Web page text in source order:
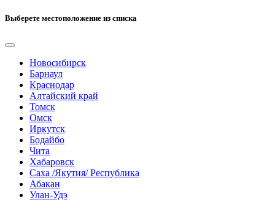
Выберете местоположение из списка
Новосибирск
Барнаул
Краснодар
Алтайский край
Томск
Омск
Иркутск
Бодайбо
Чита
Хабаровск
Саха /Якутия/ Республика
Абакан
Улан-Удэ